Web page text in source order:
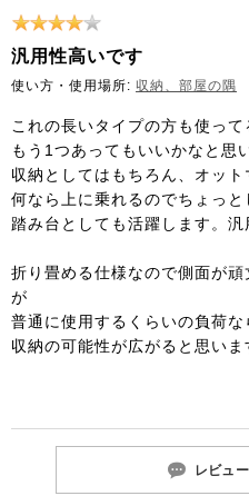
汎用性高いです
使い方・使用場所: 収納、部屋の隅
これの長いタイプの方も使って
もう1つあってもいいかなと思
収納としてはもちろん、オッ
何なら上に乗れるのでちょっ
踏み台としても活躍します。汎
折り畳める仕様なので側面が
が
普通に使用するくらいの負荷な
収納の可能性が広がると思いま
レビュ